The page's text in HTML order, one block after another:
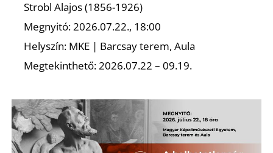
Strobl Alajos (1856-1926)
Megnyitó: 2026.07.22., 18:00
Helyszín: MKE | Barcsay terem, Aula
Megtekinthető: 2026.07.22 – 09.19.